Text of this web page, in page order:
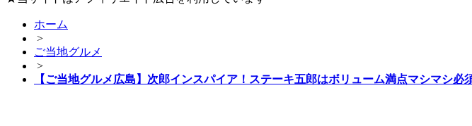
ホーム
>
ご当地グルメ
>
【ご当地グルメ広島】次郎インスパイア！ステーキ五郎はボリューム満点マシマシ必